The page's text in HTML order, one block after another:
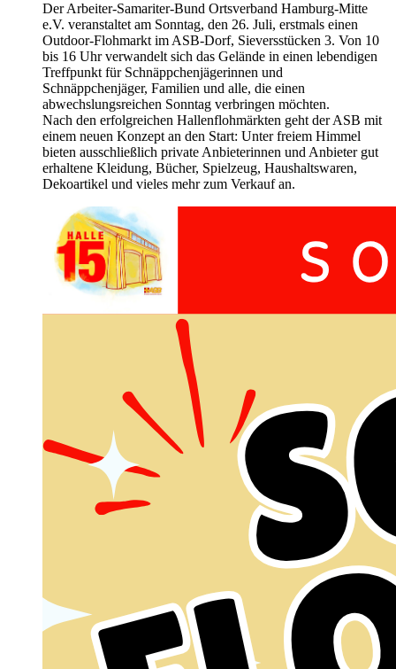
Der Arbeiter-Samariter-Bund Ortsverband Hamburg-Mitte
e.V. veranstaltet am Sonntag, den 26. Juli, erstmals einen
Outdoor-Flohmarkt im ASB-Dorf, Sieversstücken 3. Von 10
bis 16 Uhr verwandelt sich das Gelände in einen lebendigen
Treffpunkt für Schnäppchenjägerinnen und
Schnäppchenjäger, Familien und alle, die einen
abwechslungsreichen Sonntag verbringen möchten.
Nach den erfolgreichen Hallenflohmärkten geht der ASB mit
einem neuen Konzept an den Start: Unter freiem Himmel
bieten ausschließlich private Anbieterinnen und Anbieter gut
erhaltene Kleidung, Bücher, Spielzeug, Haushaltswaren,
Dekoartikel und vieles mehr zum Verkauf an.